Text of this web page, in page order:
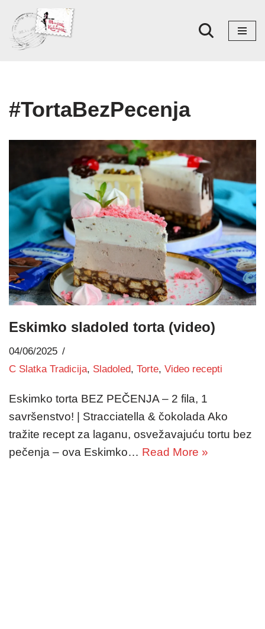
Skoči
na
#TortaBezPecenja
Eskimko sladoled torta (video)
04/06/2025
C Slatka Tradicija, Sladoled, Torte, Video recepti
Eskimko torta BEZ PEČENJA – 2 fila, 1
savršenstvo! | Stracciatella & čokolada Ako
tražite recept za laganu, osvežavajuću tortu bez
pečenja – ova Eskimko… Read More »